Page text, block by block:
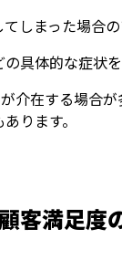
しまった場合
具体的な症状
介在する場合
ります。
客満足度